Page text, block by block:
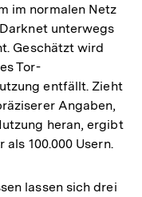
im normalen Netz
unterwegs
Geschätzt wird
Tor-
entfällt. Zieht
Angaben,
heran, ergibt
100.000 Usern.
lassen sich drei